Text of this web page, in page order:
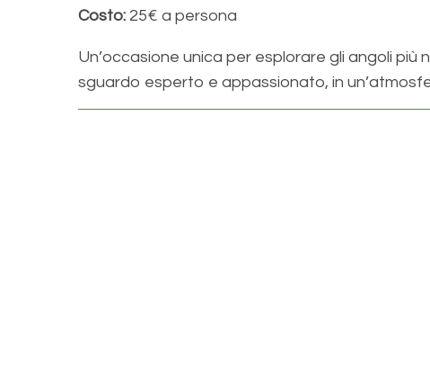
Costo: 25€ a persona
Un’occasione unica per esplorare gli angoli
sguardo esperto e appassionato, in